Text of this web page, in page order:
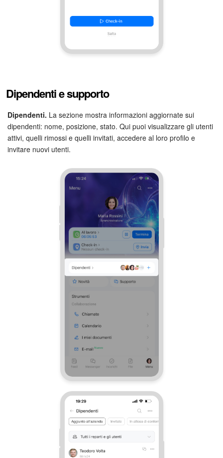
Dipendenti e supporto
Dipendenti. La sezione mostra informazioni aggiornate sui
dipendenti: nome, posizione, stato. Qui puoi visualizzare gli utenti
attivi, quelli rimossi e quelli invitati, accedere al loro profilo e
invitare nuovi utenti.